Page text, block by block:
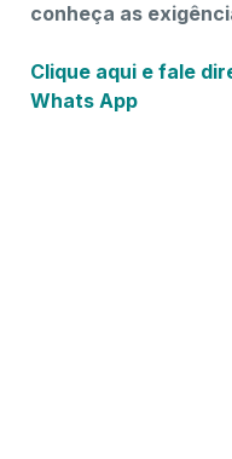
conheça as
Clique aqui e fale
Whats App